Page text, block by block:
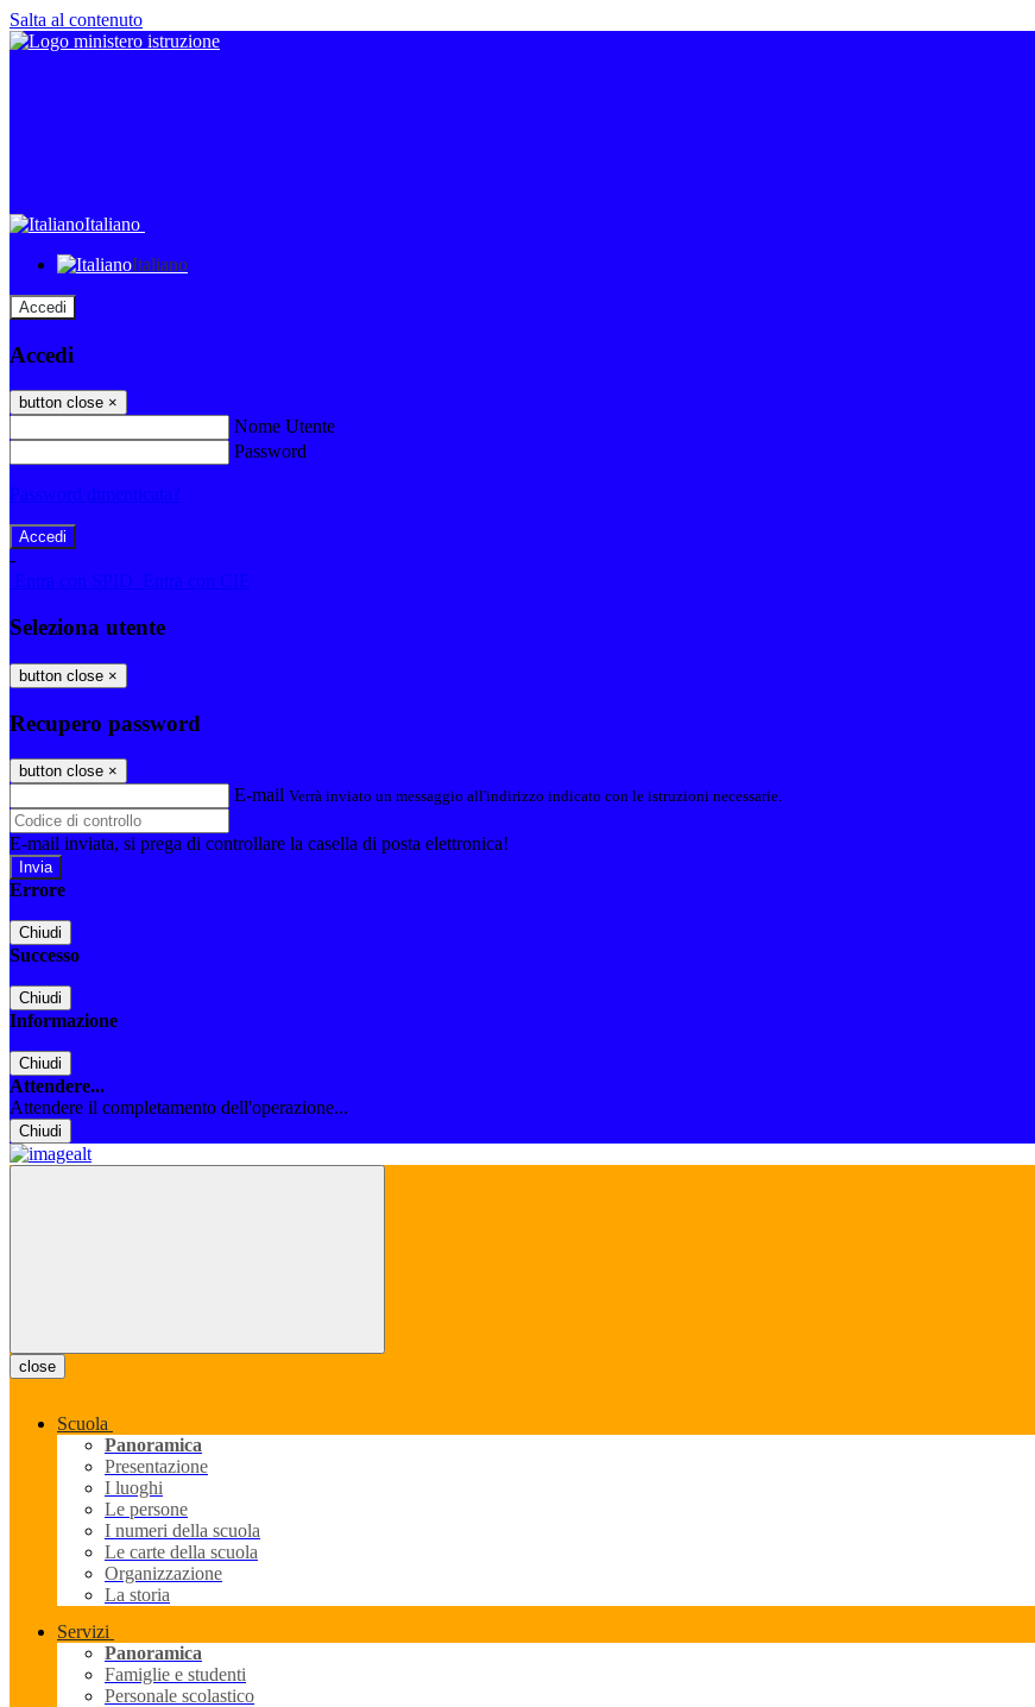
Salta al contenuto
Italiano
Italiano
Accedi
Accedi
button close ×
Nome Utente
Password
Password dimenticata?
-
Entra con SPID
Entra con CIE
Seleziona utente
button close ×
Recupero password
button close ×
E-mail Verrà inviato un messaggio all'indirizzo indicato con le istruzioni necessarie.
E-mail inviata, si prega di controllare la casella di posta elettronica!
Errore
Chiudi
Successo
Chiudi
Informazione
Chiudi
Attendere...
Attendere il completamento dell'operazione...
Chiudi
close
Scuola
Panoramica
Presentazione
I luoghi
Le persone
I numeri della scuola
Le carte della scuola
Organizzazione
La storia
Servizi
Panoramica
Famiglie e studenti
Personale scolastico